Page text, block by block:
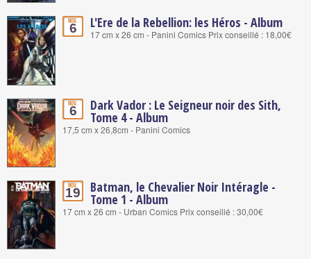
Nov.
6 L'Ere de la Rebellion: les Héros - Album
17 cm x 26 cm - Panini Comics Prix conseillé : 18,00€
Nov.
6 Dark Vador : Le Seigneur noir des Sith,
Tome 4 - Album
17,5 cm x 26,8cm - Panini Comics
Nov.
19 Batman, le Chevalier Noir Intéragle -
Tome 1 - Album
17 cm x 26 cm - Urban Comics Prix conseillé : 30,00€